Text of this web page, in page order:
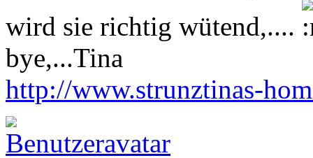
wird sie richtig wütend,....
bye,...Tina
http://www.strunztinas-